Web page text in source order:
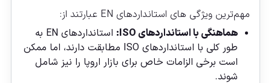
مهم‌ترین ویژگی‌ های استانداردهای EN عبارتند از:
هماهنگی با استانداردهای ISO:
استانداردهای EN به
طور کلی با استانداردهای ISO مطابقت دارند، اما ممکن
است برخی الزامات خاص برای بازار اروپا را نیز شامل
شوند.